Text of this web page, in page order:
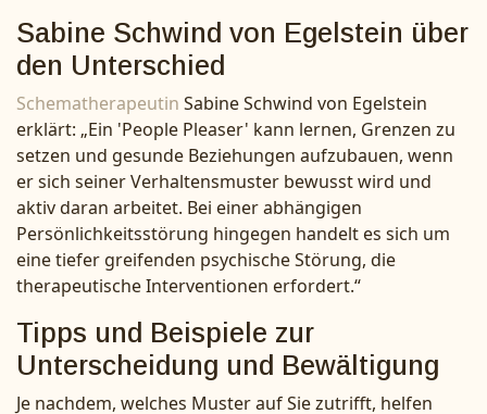
Sabine Schwind von Egelstein über
den Unterschied
Schematherapeutin Sabine Schwind von Egelstein
erklärt: „Ein 'People Pleaser' kann lernen, Grenzen zu
setzen und gesunde Beziehungen aufzubauen, wenn
er sich seiner Verhaltensmuster bewusst wird und
aktiv daran arbeitet. Bei einer abhängigen
Persönlichkeitsstörung hingegen handelt es sich um
eine tiefer greifenden psychische Störung, die
therapeutische Interventionen erfordert.“
Tipps und Beispiele zur
Unterscheidung und Bewältigung
Je nachdem, welches Muster auf Sie zutrifft, helfen